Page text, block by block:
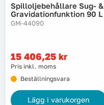
Spilloljebehållare Sug- &
Gravidationfunktion 90 L
GM-44090
15 406,25 kr
Pris inkl. moms
Beställningsvara
Lägg i varukorgen